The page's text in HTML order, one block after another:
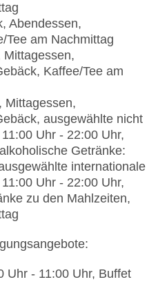
Abendessen,
Tee am Nachmittag
Mittagessen,
Kaffee/Tee am
Mittagessen,
ausgewählte nicht
Uhr - 22:00 Uhr,
Getränke:
internationale
Uhr - 22:00 Uhr,
zu den Mahlzeiten,
Uhr - 11:00 Uhr, Buffet